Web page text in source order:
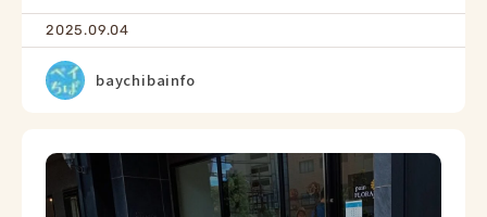
2025.09.04
baychibainfo